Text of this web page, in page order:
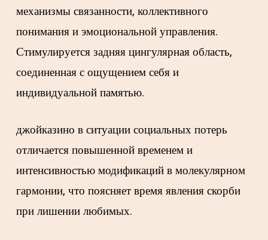
механизмы связанности, коллективного
понимания и эмоциональной управления.
Стимулируется задняя цингулярная область,
соединенная с ощущением себя и
индивидуальной памятью.
джойказино в ситуации социальных потерь
отличается повышенной временем и
интенсивностью модификаций в молекулярном
гармонии, что поясняет время явления скорби
при лишении любимых.